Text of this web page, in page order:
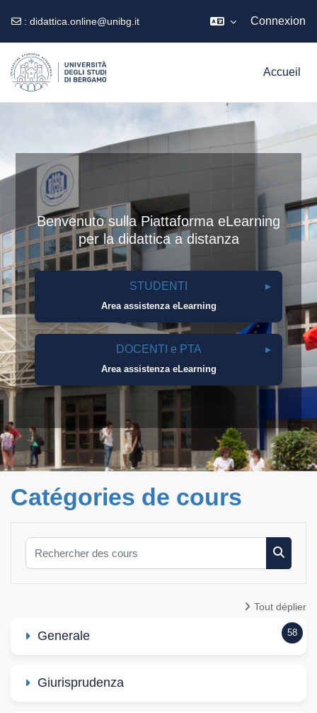
: didattica.online@unibg.it Connexion
Accueil
Benvenuto sulla Piattaforma eLearning
per la didattica a distanza
STUDENTI
Area assistenza eLearning
DOCENTI e PTA
Area assistenza eLearning
Catégories de cours
Rechercher des cours
Tout déplier
Generale 58
Giurisprudenza